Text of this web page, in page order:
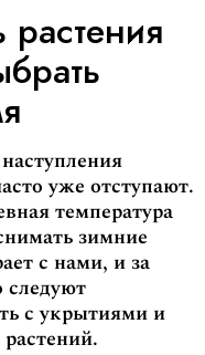
растения
уже отступают.
температура
зимние
с нами, и за
следуют
с укрытиями и